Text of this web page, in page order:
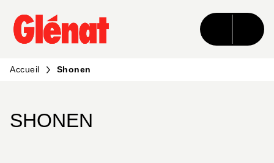
MENU RECHERCHE CONTENU
PIED DE PAGE
Accueil Shonen
SHONEN